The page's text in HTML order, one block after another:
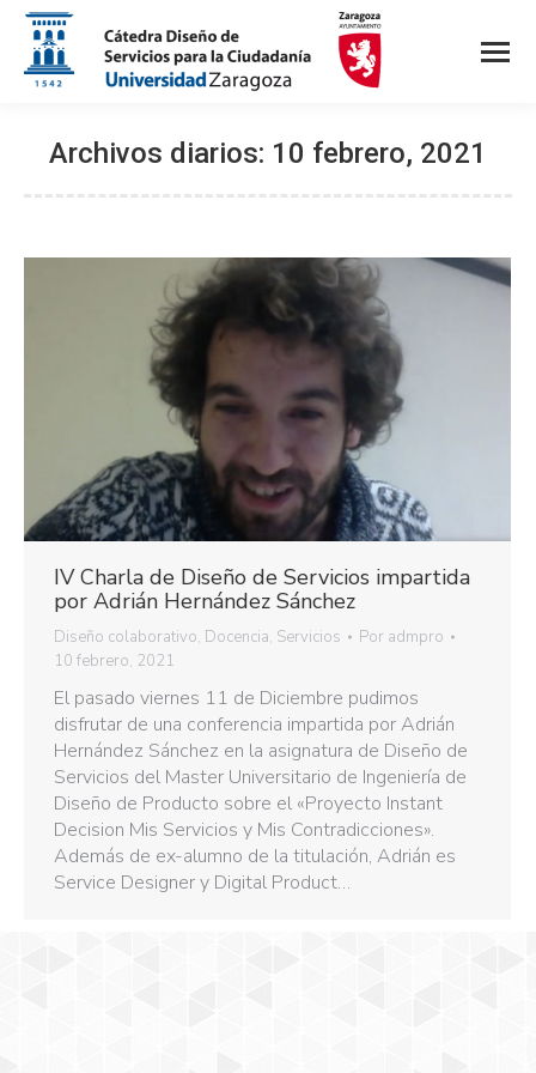
Archivos diarios: 10 febrero, 2021
IV Charla de Diseño de Servicios impartida
por Adrián Hernández Sánchez
Diseño colaborativo, Docencia, Servicios Por admpro
10 febrero, 2021
El pasado viernes 11 de Diciembre pudimos
disfrutar de una conferencia impartida por Adrián
Hernández Sánchez en la asignatura de Diseño de
Servicios del Master Universitario de Ingeniería de
Diseño de Producto sobre el «Proyecto Instant
Decision Mis Servicios y Mis Contradicciones».
Además de ex-alumno de la titulación, Adrián es
Service Designer y Digital Product…